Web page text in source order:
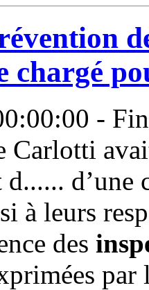
chargé
-
Carlotti
à leurs
des
par